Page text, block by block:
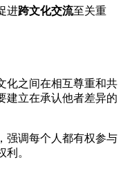
进跨文化交流至关重
化之间在相互尊重和共
建立在承认他者差异的
强调每个人都有权参与
。